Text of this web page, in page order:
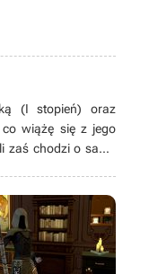
(I stopień) oraz
co wiążę się z jego
chodzi o same
czy piłkę nożną.